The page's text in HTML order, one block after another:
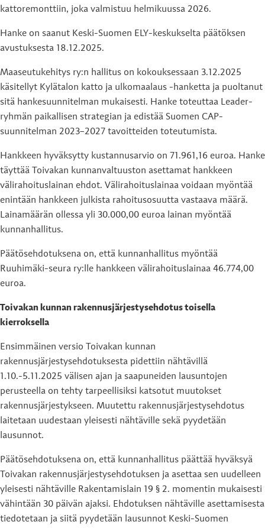
kattoremonttiin, joka valmistuu helmikuussa 2026.
Hanke on saanut Keski-Suomen ELY-keskukselta päätöksen
avustuksesta 18.12.2025.
Maaseutukehitys ry:n hallitus on kokouksessaan 3.12.2025
käsitellyt Kylätalon katto ja ulkomaalaus -hanketta ja puoltanut
sitä hankesuunnitelman mukaisesti. Hanke toteuttaa Leader-
ryhmän paikallisen strategian ja edistää Suomen CAP-
suunnitelman 2023–2027 tavoitteiden toteutumista.
Hankkeen hyväksytty kustannusarvio on 71.961,16 euroa. Hanke
täyttää Toivakan kunnanvaltuuston asettamat hankkeen
välirahoituslainan ehdot. Välirahoituslainaa voidaan myöntää
enintään hankkeen julkista rahoitusosuutta vastaava määrä.
Lainamäärän ollessa yli 30.000,00 euroa lainan myöntää
kunnanhallitus.
Päätösehdotuksena on, että kunnanhallitus myöntää
Ruuhimäki-seura ry:lle hankkeen välirahoituslainaa 46.774,00
euroa.
Toivakan kunnan rakennusjärjestysehdotus toisella
kierroksella
Ensimmäinen versio Toivakan kunnan
rakennusjärjestysehdotuksesta pidettiin nähtävillä
1.10.-5.11.2025 välisen ajan ja saapuneiden lausuntojen
perusteella on tehty tarpeellisiksi katsotut muutokset
rakennusjärjestykseen. Muutettu rakennusjärjestysehdotus
laitetaan uudestaan yleisesti nähtäville sekä pyydetään
lausunnot.
Päätösehdotuksena on, että kunnanhallitus päättää hyväksyä
Toivakan rakennusjärjestysehdotuksen ja asettaa sen uudelleen
yleisesti nähtäville Rakentamislain 19 § 2. momentin mukaisesti
vähintään 30 päivän ajaksi. Ehdotuksen nähtäville asettamisesta
tiedotetaan ja siitä pyydetään lausunnot Keski-Suomen